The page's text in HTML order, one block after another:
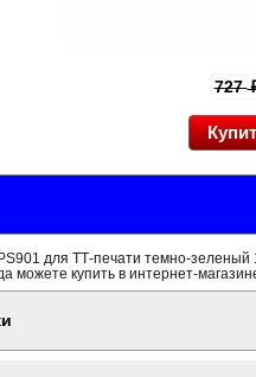
727
для ТТ-печати темно-
можете купить в интернет-